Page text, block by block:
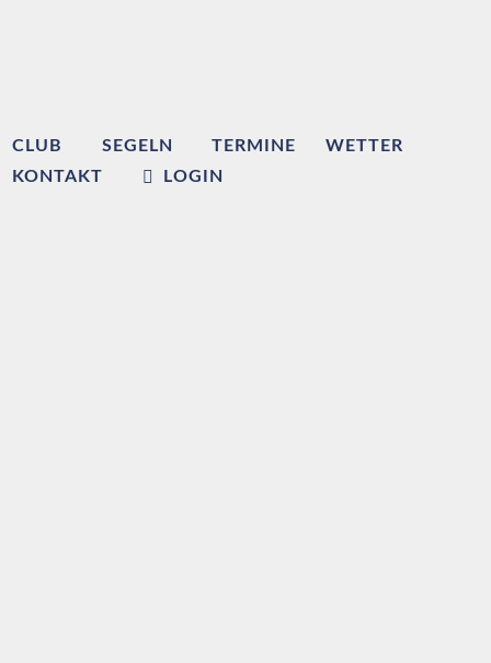
CLUB SEGELN TERMINE
WETTER
KONTAKT
LOGIN